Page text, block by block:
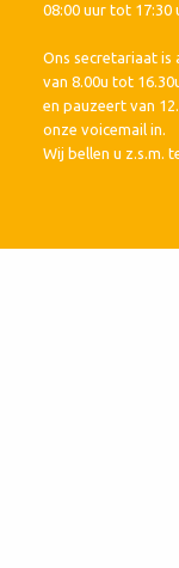
08:00 uur tot 17:30
Ons secretariaat is
van 8.00u tot
en pauzeert van
onze voicemail in.
Wij bellen u z.s.m.